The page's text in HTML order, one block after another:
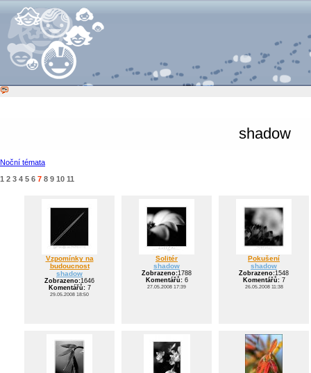
shadow
Noční témata
1 2 3 4 5 6 7 8 9 10 11
Vzpomínky na
budoucnost
shadow
Zobrazeno:1646
Komentářů:7
29.05.2008 18:50
Solitér
shadow
Zobrazeno:1788
Komentářů:6
27.05.2008 17:39
Pokušení
shadow
Zobrazeno:1548
Komentářů:7
26.05.2008 11:38